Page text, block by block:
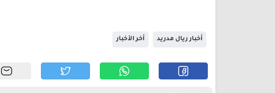
أخبار ريال مدريد أخر الأخبار